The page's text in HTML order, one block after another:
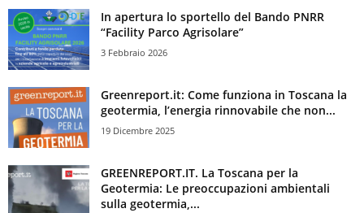
In apertura lo sportello del Bando PNRR
“Facility Parco Agrisolare”
3 Febbraio 2026
Greenreport.it: Come funziona in Toscana la
geotermia, l’energia rinnovabile che non...
19 Dicembre 2025
GREENREPORT.IT. La Toscana per la
Geotermia: Le preoccupazioni ambientali
sulla geotermia,...